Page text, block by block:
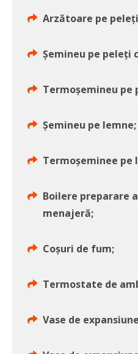
Arzătoare pe
Șemineu pe
Termoșemineu pe
Șemineu pe lemne;
Termoșeminee pe
Boilere preparare
menajeră;
Coșuri de fum;
Termostate de
Vase de